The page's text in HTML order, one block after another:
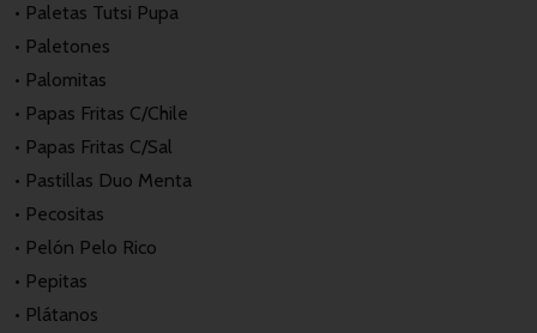
• Paletas Tutsi Pupa
• Paletones
• Palomitas
• Papas Fritas C/Chile
• Papas Fritas C/Sal
• Pastillas Duo Menta
• Pecositas
• Pelón Pelo Rico
• Pepitas
• Plátanos